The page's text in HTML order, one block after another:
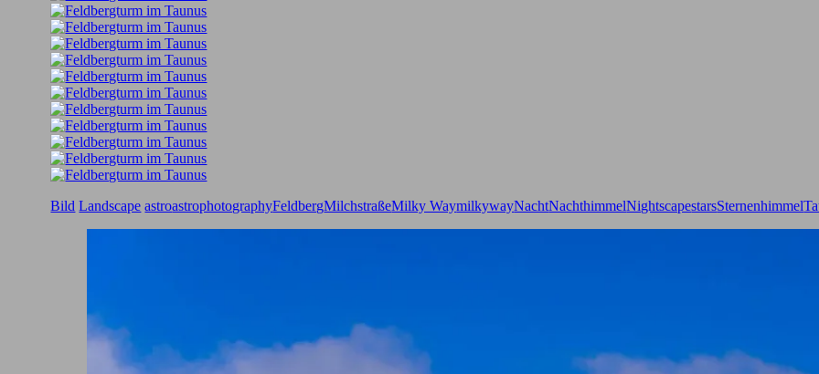
Bild Landscape astroastrophotographyFeldbergMilchstraßeMilky WaymilkywayNachtNachthimmelNightscapestarsSternenhimmel